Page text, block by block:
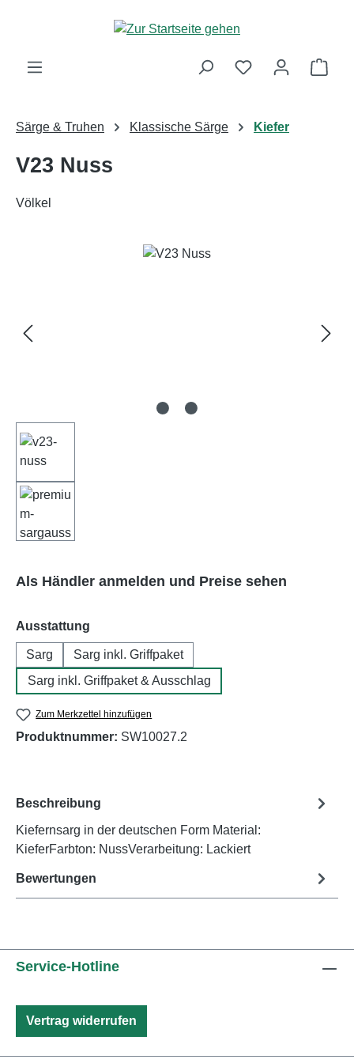
Zum Hauptinhalt springen
Särge & Truhen Klassische Särge Kiefer
V23 Nuss
Völkel
Bildergalerie überspringen
Als Händler anmelden und Preise sehen
Ausstattung
Sarg
Sarg inkl. Griffpaket
Sarg inkl. Griffpaket & Ausschlag
Zum Merkzettel hinzufügen
Produktnummer: SW10027.2
Beschreibung
Kiefernsarg in der deutschen Form Material:
KieferFarbton: NussVerarbeitung: Lackiert
Bewertungen
Service-Hotline
Vertrag widerrufen